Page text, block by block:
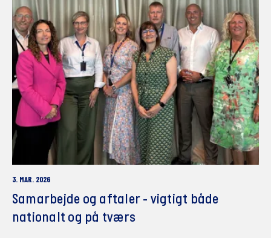
3. MAR. 2026
Samarbejde og aftaler - vigtigt både
nationalt og på tværs